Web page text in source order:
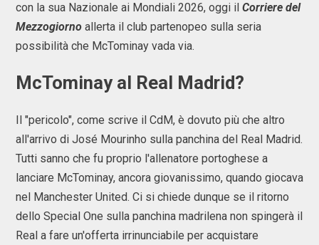
con la sua Nazionale ai Mondiali 2026, oggi il Corriere del
Mezzogiorno allerta il club partenopeo sulla seria
possibilità che McTominay vada via.
McTominay al Real Madrid?
Il "pericolo", come scrive il CdM, è dovuto più che altro
all'arrivo di José Mourinho sulla panchina del Real Madrid.
Tutti sanno che fu proprio l'allenatore portoghese a
lanciare McTominay, ancora giovanissimo, quando giocava
nel Manchester United. Ci si chiede dunque se il ritorno
dello Special One sulla panchina madrilena non spingerà il
Real a fare un'offerta irrinunciabile per acquistare